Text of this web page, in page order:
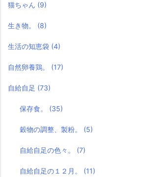
猫ちゃん (9)
生き物。 (8)
生活の知恵袋 (4)
自然卵養鶏。 (17)
自給自足 (73)
保存食。 (35)
穀物の調整、製粉。 (5)
自給自足の色々。 (7)
自給自足の１２月。 (11)